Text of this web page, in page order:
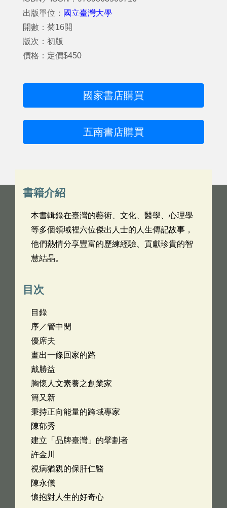
出版單位： 國立臺灣大學
開數：菊16開
版次：初版
價格：定價$450
國家書店購買
五南書店購買
書籍介紹
本書輯錄在臺灣的藝術、文化、醫學、心理學
等多個領域裡六位傑出人士的人生傳記故事，
他們熱情分享豐富的歷練經驗、貢獻珍貴的智
慧結晶。
目次
目錄
序／管中閔
優席夫
畫出一條回家的路
戴勝益
胸懷人文素養之創業家
簡又新
秉持正向能量的跨域專家
陳郁秀
建立「品牌臺灣」的擘劃者
許金川
視病猶親的保肝仁醫
陳永儀
懷抱對人生的好奇心